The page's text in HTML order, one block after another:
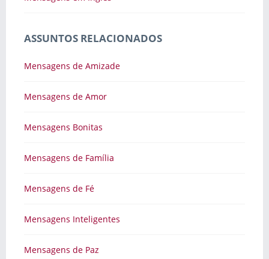
ASSUNTOS RELACIONADOS
Mensagens de Amizade
Mensagens de Amor
Mensagens Bonitas
Mensagens de Família
Mensagens de Fé
Mensagens Inteligentes
Mensagens de Paz